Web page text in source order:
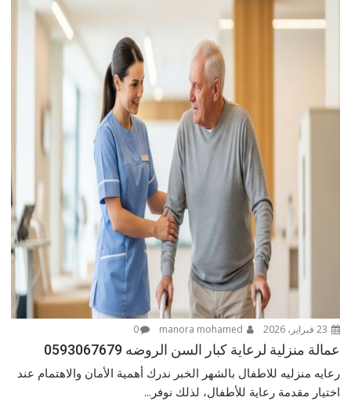
0
عمالة منزلية لرعاية كبار السن الروضه 0593067679
رعايه منزليه للاطفال بالشهر الخبر ندرك أهمية الأمان والاهتمام عند
اختيار مقدمة رعاية للأطفال، لذلك نوفر...